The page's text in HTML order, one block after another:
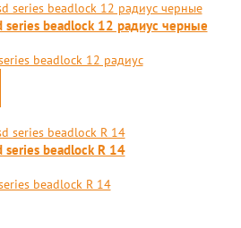
beadlock 12 радиус черные
beadlock 12 радиус
series beadlock R 14
beadlock R 14